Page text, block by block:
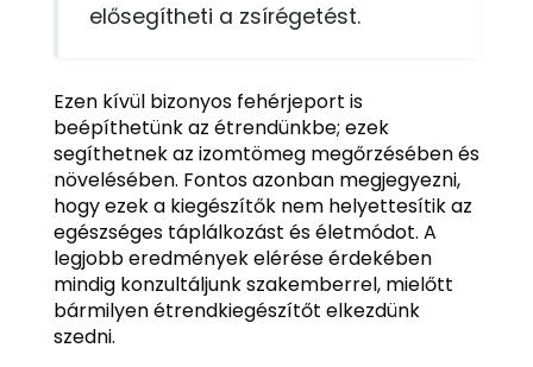
elősegítheti a zsírégetést.
Ezen kívül bizonyos fehérjeport is
beépíthetünk az étrendünkbe; ezek
segíthetnek az izomtömeg megőrzésében és
növelésében. Fontos azonban megjegyezni,
hogy ezek a kiegészítők nem helyettesítik az
egészséges táplálkozást és életmódot. A
legjobb eredmények elérése érdekében
mindig konzultáljunk szakemberrel, mielőtt
bármilyen étrendkiegészítőt elkezdünk
szedni.